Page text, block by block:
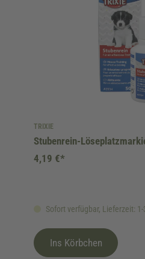
TRIXIE
Stubenrein-
Sofort verfügbar, Lieferzeit: 1-
4,19 €*
Ins Körbchen